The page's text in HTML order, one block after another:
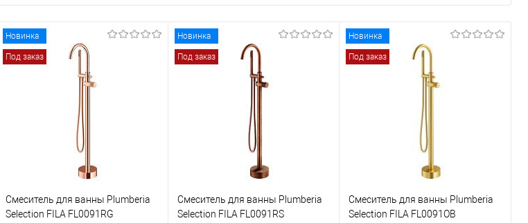
Новинка
Под заказ
Смеситель для ванны Plumberia
Selection FILA FL0091RG
Новинка
Под заказ
Смеситель для ванны Plumberia
Selection FILA FL0091RS
Новинка
Под заказ
Смеситель для ванны Plumberia
Selection FILA FL0091OB